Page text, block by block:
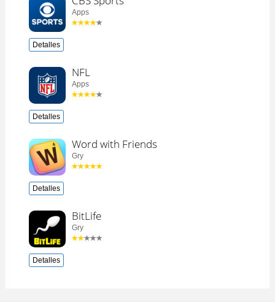
Apps
Detalles
NFL
Apps
Detalles
Word with Friends
Gry
Detalles
BitLife
Gry
Detalles